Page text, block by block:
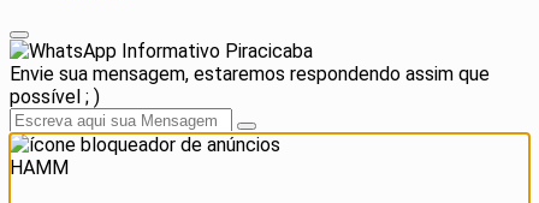
Informativo Piracicaba
Envie sua mensagem, estaremos respondendo assim que
possível ; )
HAMM